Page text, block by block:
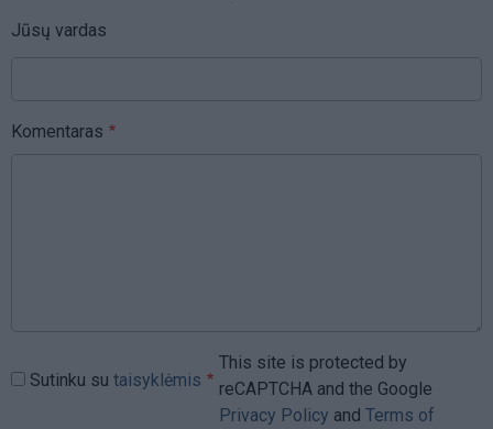
Jūsų vardas
Komentaras
Sutinku su taisyklėmis
This site is protected by
reCAPTCHA and the Google
Privacy Policy and Terms of